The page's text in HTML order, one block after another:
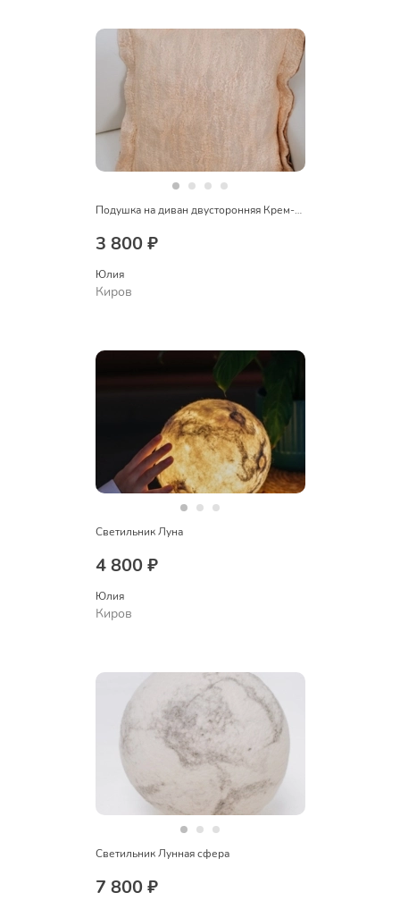
Подушка на диван двусторонняя Крем-брюле
3 800 ₽
Юлия
Киров
Светильник Луна
4 800 ₽
Юлия
Киров
Светильник Лунная сфера
7 800 ₽